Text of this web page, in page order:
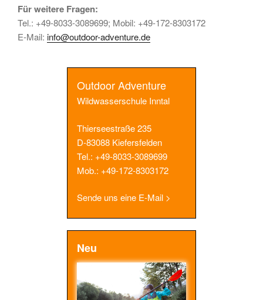
Für weitere Fragen:
Tel.: +49-8033-3089699; Mobil: +49-172-8303172
E-Mail: info@outdoor-adventure.de
Outdoor Adventure
Wildwasserschule Inntal
Thierseestraße 235
D-83088 Kiefersfelden
Tel.: +49-8033-3089699
Mob.: +49-172-8303172
Sende uns eine E-Mail >
Neu